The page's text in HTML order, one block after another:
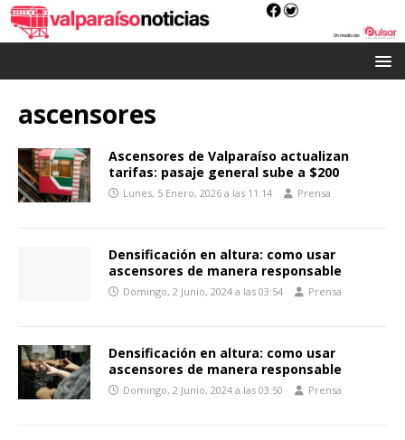
ascensores
Ascensores de Valparaíso actualizan
tarifas: pasaje general sube a $200
Lunes, 5 Enero, 2026 a las 11:14 Prensa
Densificación en altura: como usar
ascensores de manera responsable
Domingo, 2 Junio, 2024 a las 03:54 Prensa
Densificación en altura: como usar
ascensores de manera responsable
Domingo, 2 Junio, 2024 a las 03:50 Prensa